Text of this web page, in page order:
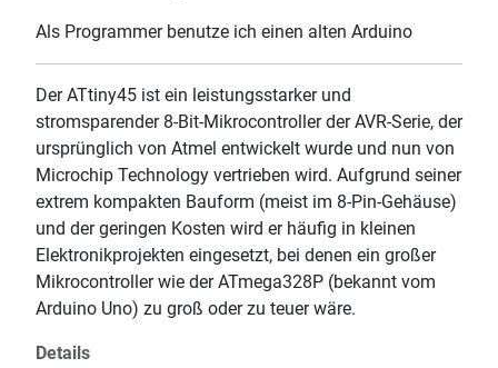
Als Programmer benutze ich einen alten Arduino
Der ATtiny45 ist ein leistungsstarker und
stromsparender 8-Bit-Mikrocontroller der AVR-Serie, der
ursprünglich von Atmel entwickelt wurde und nun von
Microchip Technology vertrieben wird. Aufgrund seiner
extrem kompakten Bauform (meist im 8-Pin-Gehäuse)
und der geringen Kosten wird er häufig in kleinen
Elektronikprojekten eingesetzt, bei denen ein großer
Mikrocontroller wie der ATmega328P (bekannt vom
Arduino Uno) zu groß oder zu teuer wäre.
Details